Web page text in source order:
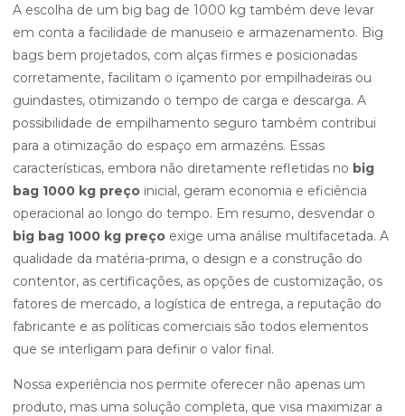
A escolha de um big bag de 1000 kg também deve levar
em conta a facilidade de manuseio e armazenamento. Big
bags bem projetados, com alças firmes e posicionadas
corretamente, facilitam o içamento por empilhadeiras ou
guindastes, otimizando o tempo de carga e descarga. A
possibilidade de empilhamento seguro também contribui
para a otimização do espaço em armazéns. Essas
características, embora não diretamente refletidas no big
bag 1000 kg preço inicial, geram economia e eficiência
operacional ao longo do tempo. Em resumo, desvendar o
big bag 1000 kg preço exige uma análise multifacetada. A
qualidade da matéria-prima, o design e a construção do
contentor, as certificações, as opções de customização, os
fatores de mercado, a logística de entrega, a reputação do
fabricante e as políticas comerciais são todos elementos
que se interligam para definir o valor final.
Nossa experiência nos permite oferecer não apenas um
produto, mas uma solução completa, que visa maximizar a